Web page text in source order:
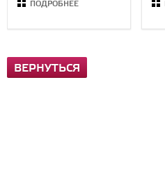
ПОДРОБНЕЕ
ВЕРНУТЬСЯ